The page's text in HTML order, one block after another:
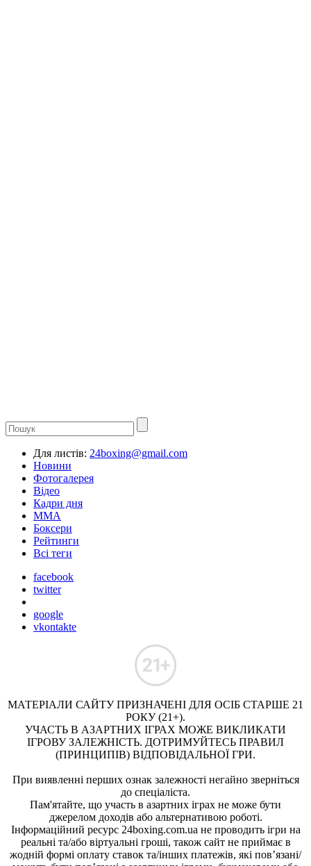
Для листів: 24boxing@gmail.com
Новини
Фотогалерея
Відео
Кадри дня
ММА
Боксери
Рейтинги
Всі теги
facebook
twitter
google
vkontakte
МАТЕРІАЛИ САЙТУ ПРИЗНАЧЕНІ ДЛЯ ОСІБ СТАРШЕ 21
РОКУ (21+).
УЧАСТЬ В АЗАРТНИХ ІГРАХ МОЖЕ ВИКЛИКАТИ
ІГРОВУ ЗАЛЕЖНІСТЬ. ДОТРИМУЙТЕСЬ ПРАВИЛ
(ПРИНЦИПІВ) ВІДПОВІДАЛЬНОЇ ГРИ.
При виявленні перших ознак залежності негайно зверніться
до спеціаліста.
Пам'ятайте, що участь в азартних іграх не може бути
джерелом доходів або альтернативою роботі.
Інформаційний ресурс 24boxing.com.ua не проводить ігри на
реальні та/або віртуальні гроші, також сайт не приймає в
жодній формі оплату ставок та/інших платежів, які пов’язані/